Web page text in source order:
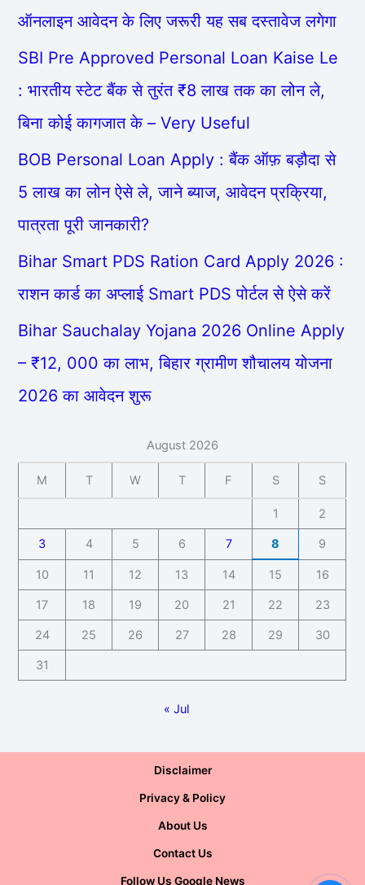
ऑनलाइन आवेदन के लिए जरूरी यह सब दस्तावेज लगेगा
SBI Pre Approved Personal Loan Kaise Le
: भारतीय स्टेट बैंक से तुरंत ₹8 लाख तक का लोन ले,
बिना कोई कागजात के – Very Useful
BOB Personal Loan Apply : बैंक ऑफ़ बड़ौदा से
5 लाख का लोन ऐसे ले, जाने ब्याज, आवेदन प्रक्रिया,
पात्रता पूरी जानकारी?
Bihar Smart PDS Ration Card Apply 2026 :
राशन कार्ड का अप्लाई Smart PDS पोर्टल से ऐसे करें
Bihar Sauchalay Yojana 2026 Online Apply
– ₹12, 000 का लाभ, बिहार ग्रामीण शौचालय योजना
2026 का आवेदन शुरू
August 2026
M T W T F S S
1 2
3 4 5 6 7 8 9
10 11 12 13 14 15 16
17 18 19 20 21 22 23
24 25 26 27 28 29 30
31
« Jul
Disclaimer
Privacy & Policy
About Us
Contact Us
Follow Us Google News